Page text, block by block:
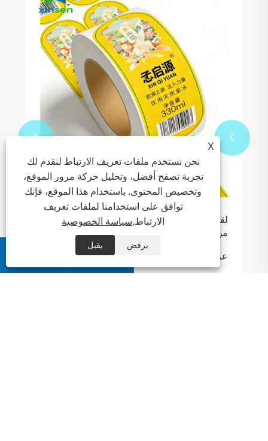
نجحت شركة Xinsen Packaging في تحسين
وتنفيذ عملية طباعة سجل الطابعة الرقمية
عرض المزيد >>



X
نحن نستخدم ملفات تعريف الارتباط لنقدم لك
تجربة تصفح أفضل، وتحليل حركة مرور الموقع،
وتخصيص المحتوى. باستخدام هذا الموقع، فإنك
توافق على استخدامنا لملفات تعريف
الارتباط.سياسة الخصوصية
يرفض يقبل